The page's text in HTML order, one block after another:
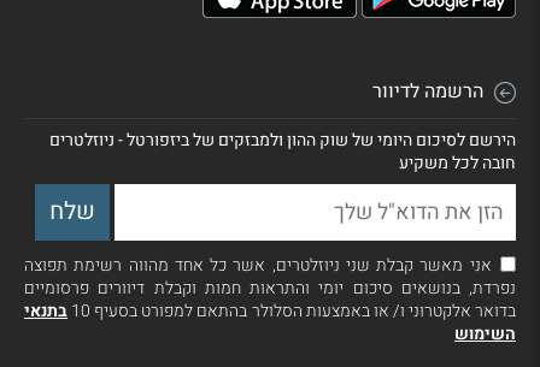
הרשמה לדיוור
הירשם לסיכום היומי של שוק ההון ולמבזקים של ביזפורטל - ניוזלטרים
חובה לכל משקיע
אני מאשר קבלת שני ניוזלטרים, אשר כל אחד מהווה רשימת תפוצה
נפרדת, בנושאים סיכום יומי והתראות חמות וקבלת דיוורים פרסומיים
בדואר אלקטרוני ו/ או באמצעות הסלולר בהתאם למפורט בסעיף 10
בתנאי
השימוש